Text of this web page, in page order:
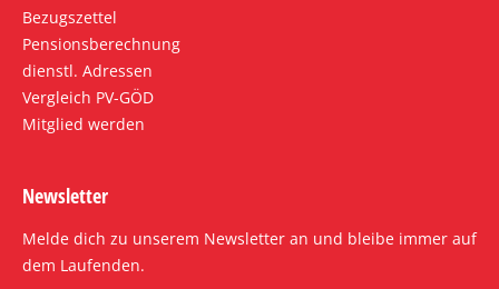
Bezugszettel
Pensionsberechnung
dienstl. Adressen
Vergleich PV-GÖD
Mitglied werden
Newsletter
Melde dich zu unserem Newsletter an und bleibe immer auf
dem Laufenden.